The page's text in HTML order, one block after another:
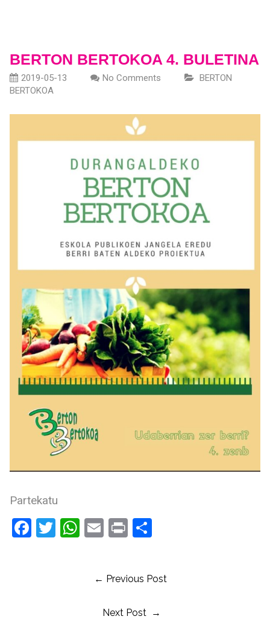
BERTON BERTOKOA 4. BULETINA
2019-05-13 No Comments
BERTON
BERTOKOA
Partekatu
Facebook
Twitter
WhatsApp
Email
PrintShare
← Previous Post
Next Post →